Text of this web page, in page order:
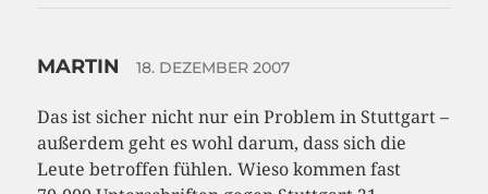
MARTIN 18. DEZEMBER 2007
Das ist sicher nicht nur ein Problem in Stuttgart –
außerdem geht es wohl darum, dass sich die
Leute betroffen fühlen. Wieso kommen fast